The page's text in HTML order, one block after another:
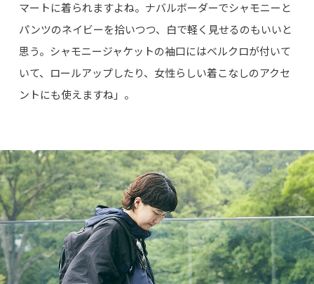
マートに着られますよね。ナバルボーダーでシャモニーと
パンツのネイビーを拾いつつ、白で軽く見せるのもいいと
思う。シャモニージャケットの袖口にはベルクロが付いて
いて、ロールアップしたり、女性らしい着こなしのアクセ
ントにも使えますね」。